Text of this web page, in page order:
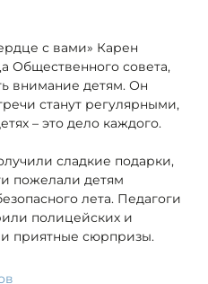
с вами» Карен
Общественного совета,
внимание детям. Он
станут регулярными,
– это дело каждого.
сладкие подарки,
пожелали детям
лета. Педагоги
полицейских и
приятные сюрпризы.